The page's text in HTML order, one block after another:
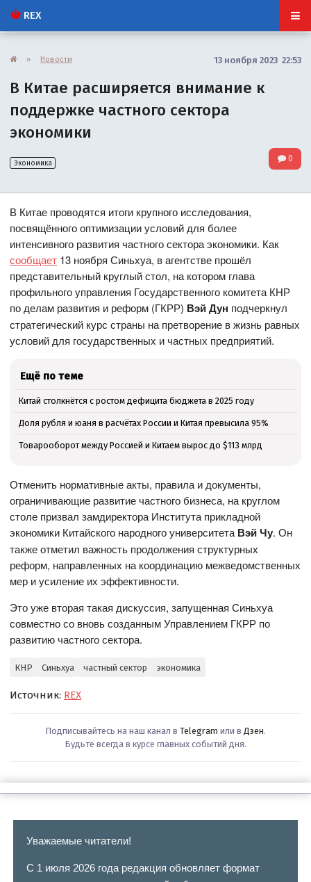
REX
» Новости 13 ноября 2023 22:53
В Китае расширяется внимание к
поддержке частного сектора
экономики
Экономика 0
В Китае проводятся итоги крупного исследования,
посвящённого оптимизации условий для более
интенсивного развития частного сектора экономики. Как
сообщает 13 ноября Синьхуа, в агентстве прошёл
представительный круглый стол, на котором глава
профильного управления Государственного комитета КНР
по делам развития и реформ (ГКРР) Вэй Дун подчеркнул
стратегический курс страны на претворение в жизнь равных
условий для государственных и частных предприятий.
Ещё по теме
Китай столкнётся с ростом дефицита бюджета в 2025 году
Доля рубля и юаня в расчётах России и Китая превысила 95%
Товарооборот между Россией и Китаем вырос до $113 млрд
Отменить нормативные акты, правила и документы,
ограничивающие развитие частного бизнеса, на круглом
столе призвал замдиректора Института прикладной
экономики Китайского народного университета Вэй Чу. Он
также отметил важность продолжения структурных
реформ, направленных на координацию межведомственных
мер и усиление их эффективности.
Это уже вторая такая дискуссия, запущенная Синьхуа
совместно со вновь созданным Управлением ГКРР по
развитию частного сектора.
КНР Синьхуа частный сектор экономика
Источник: REX
Подписывайтесь на наш канал в Telegram или в Дзен.
Будьте всегда в курсе главных событий дня.
Уважаемые читатели!
С 1 июля 2026 года редакция обновляет формат